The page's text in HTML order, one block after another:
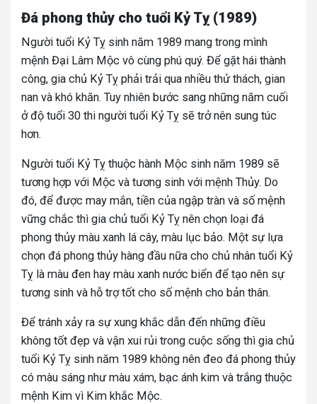
Đá phong thủy cho tuổi Kỷ Tỵ (1989)
Người tuổi Kỷ Tỵ sinh năm 1989 mang trong mình
mệnh Đại Lâm Mộc vô cùng phú quý. Để gặt hái thành
công, gia chủ Kỷ Tỵ phải trải qua nhiều thử thách, gian
nan và khó khăn. Tuy nhiên bước sang những năm cuối
ở độ tuổi 30 thi người tuổi Kỷ Tỵ sẽ trở nên sung túc
hơn.
Người tuổi Kỷ Tỵ thuộc hành Mộc sinh năm 1989 sẽ
tương hợp với Mộc và tương sinh với mệnh Thủy. Do
đó, để được may mắn, tiền của ngập tràn và số mệnh
vững chắc thì gia chủ tuổi Kỷ Tỵ nên chọn loại đá
phong thủy màu xanh lá cây, màu lục bảo. Một sự lựa
chọn đá phong thủy hàng đầu nữa cho chủ nhân tuổi Kỷ
Tỵ là màu đen hay màu xanh nước biển để tạo nên sự
tương sinh và hỗ trợ tốt cho số mệnh cho bản thân.
Để tránh xảy ra sự xung khắc dẫn đến những điều
không tốt đẹp và vận xui rủi trong cuộc sống thì gia chủ
tuổi Kỷ Tỵ sinh năm 1989 không nên đeo đá phong thủy
có màu sáng như màu xám, bạc ánh kim và trắng thuộc
mệnh Kim vì Kim khắc Mộc.